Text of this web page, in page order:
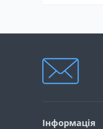
Інформація